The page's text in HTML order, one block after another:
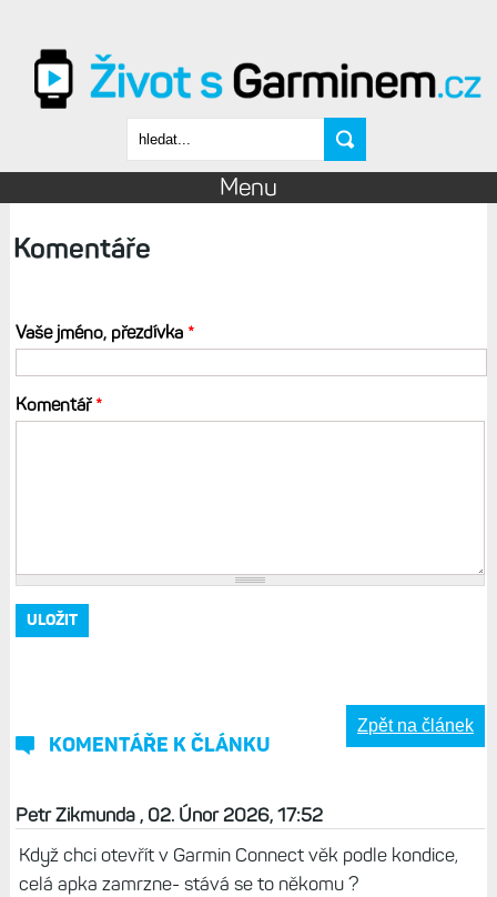
Vyhledávání
Menu
Komentáře
Vaše jméno, přezdívka *
Komentář*
KOMENTÁŘE K ČLÁNKU
Zpět na článek
Petr Zikmunda , 02. Únor 2026, 17:52
Když chci otevřít v Garmin Connect věk podle kondice,
celá apka zamrzne- stává se to někomu ?